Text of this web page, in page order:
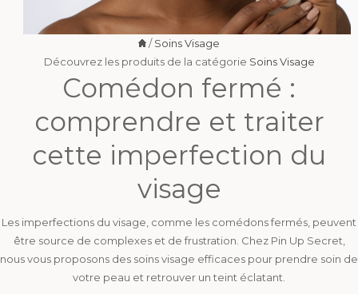
/Soins Visage
Découvrez les produits de la catégorie Soins Visage
Comédon fermé :
comprendre et traiter
cette imperfection du
visage
Les imperfections du visage, comme les comédons fermés, peuvent
être source de complexes et de frustration. Chez Pin Up Secret,
nous vous proposons des soins visage efficaces pour prendre soin de
votre peau et retrouver un teint éclatant.